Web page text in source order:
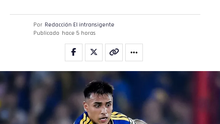
Por Redacción El intransigente
Publicado hace 5 horas